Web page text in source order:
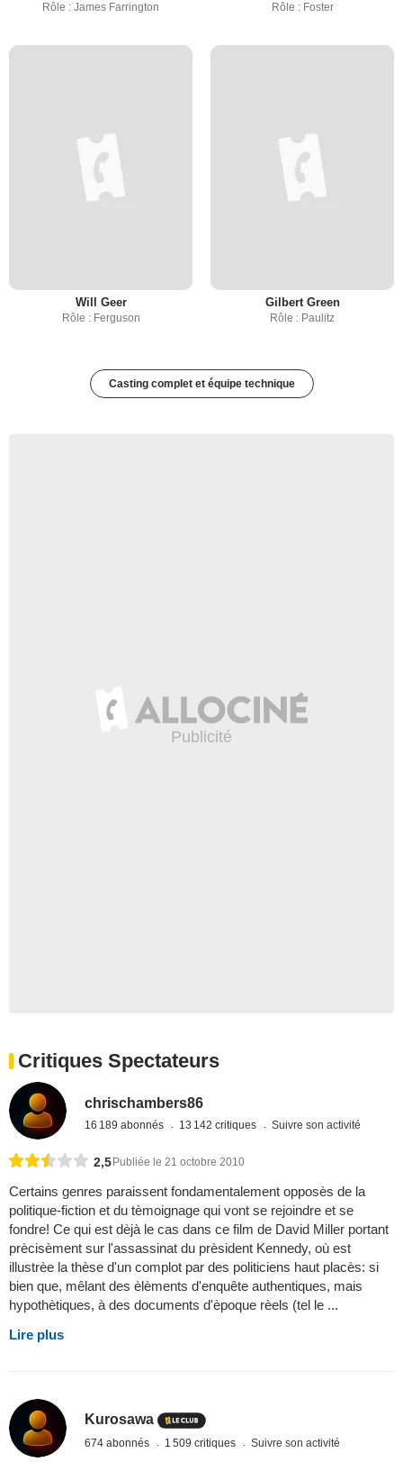
Rôle : James Farrington Rôle : Foster
Will Geer
Rôle : Ferguson
Gilbert Green
Rôle : Paulitz
Casting complet et équipe technique
Critiques Spectateurs
chrischambers86
16 189 abonnés 13 142 critiques Suivre son activité
2,5 Publiée le 21 octobre 2010
Certains genres paraissent fondamentalement opposès de la
politique-fiction et du tèmoignage qui vont se rejoindre et se
fondre! Ce qui est dèjà le cas dans ce film de David Miller portant
prècisèment sur l'assassinat du prèsident Kennedy, où est
illustrèe la thèse d'un complot par des politiciens haut placès: si
bien que, mêlant des èlèments d'enquête authentiques, mais
hypothètiques, à des documents d'èpoque rèels (tel le ...
Lire plus
Kurosawa
674 abonnés 1 509 critiques Suivre son activité